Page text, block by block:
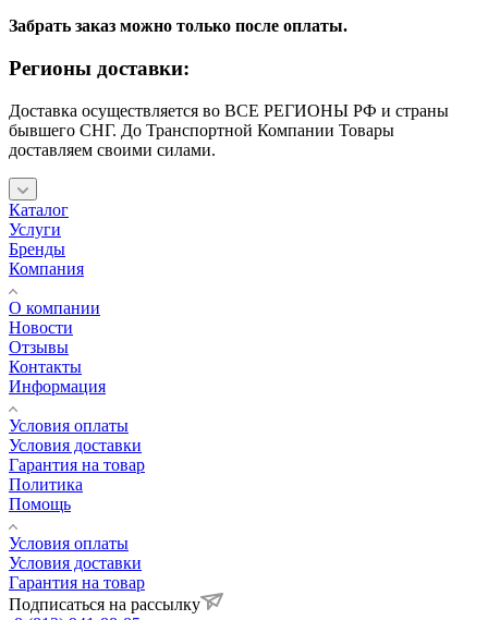
Забрать заказ можно только после оплаты.
Регионы доставки:
Доставка осуществляется во ВСЕ РЕГИОНЫ РФ и страны
бывшего СНГ. До Транспортной Компании Товары
доставляем своими силами.
Каталог
Услуги
Бренды
Компания
О компании
Новости
Отзывы
Контакты
Информация
Условия оплаты
Условия доставки
Гарантия на товар
Политика
Помощь
Условия оплаты
Условия доставки
Гарантия на товар
Подписаться на рассылку